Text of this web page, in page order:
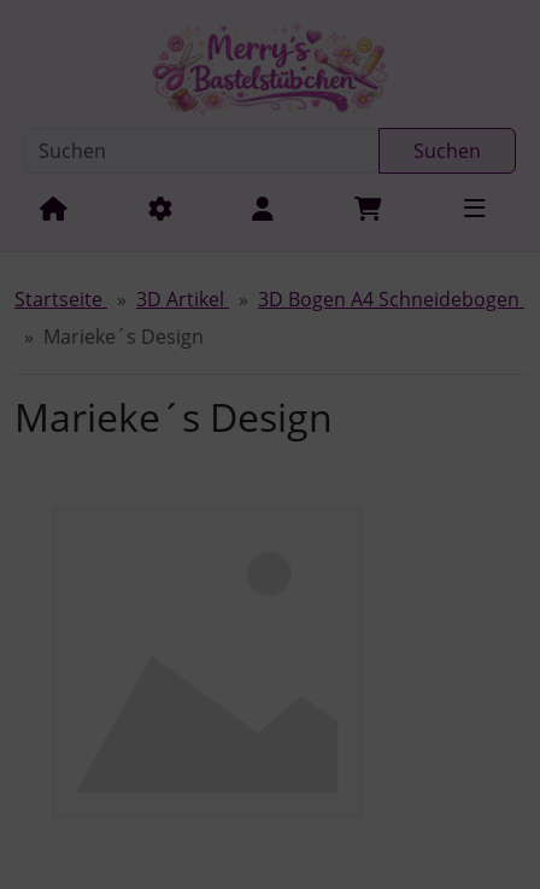
Springe zur Navigation
Suchen
Startseite 3D Artikel
3D Bogen A4 Schneidebogen
Marieke´s Design
Marieke´s Design